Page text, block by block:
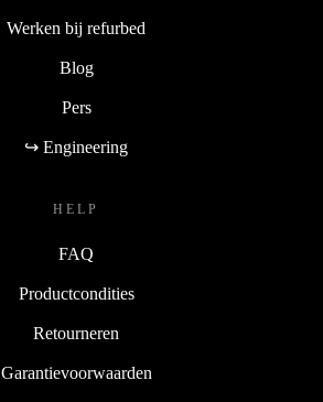
Werken bij refurbed
Blog
Pers
↪ Engineering
HELP
FAQ
Productcondities
Retourneren
Garantievoorwaarden